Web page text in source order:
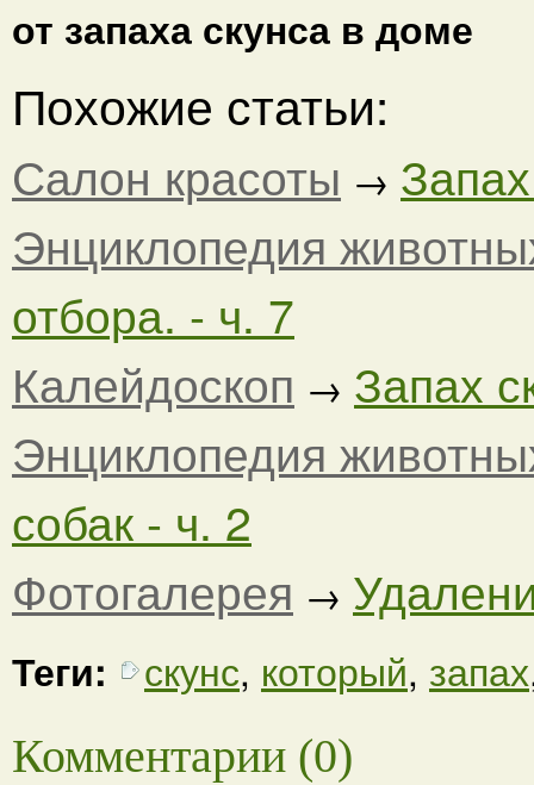
от запаха скунса в доме
Похожие статьи:
Салон красоты →
Энциклопедия
отбора. - ч. 7
Калейдоскоп → Запах
Энциклопедия
собак - ч. 2
Фотогалерея →
Теги: скунс, который, запах
Комментарии (0)